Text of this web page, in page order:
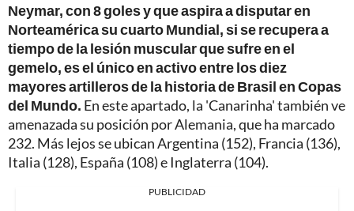
Neymar, con 8 goles y que aspira a disputar en
Norteamérica su cuarto Mundial, si se recupera a
tiempo de la lesión muscular que sufre en el
gemelo, es el único en activo entre los diez
mayores artilleros de la historia de Brasil en Copas
del Mundo. En este apartado, la 'Canarinha' también ve
amenazada su posición por Alemania, que ha marcado
232. Más lejos se ubican Argentina (152), Francia (136),
Italia (128), España (108) e Inglaterra (104).
PUBLICIDAD